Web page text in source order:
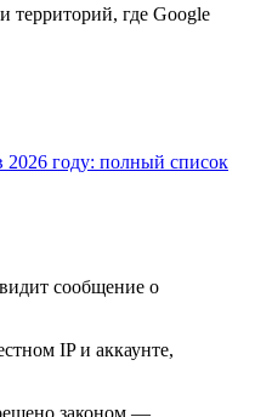
территорий, где Google
2026 году: полный список
сообщение о
IP и аккаунте,
законом —